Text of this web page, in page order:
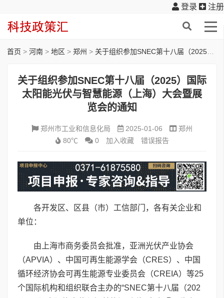
登录 注册
首页 > 河南 > 地区 > 郑州 > 关于组织参加SNEC第十八届（2025）国际太阳能光伏与智慧能源（上海）大会暨展览会的通知
关于组织参加SNEC第十八届（2025）国际
太阳能光伏与智慧能源（上海）大会暨展
览会的通知
郑州市工业和信息化局 2025-01-06
郑州
80℃
0 加入收藏 错误报告
各开发区、区县（市）工信部门，各有关企业和
单位：
由上海市商务委员会批准，亚洲光伏产业协会
（APVIA）、中国可再生能源学会（CRES）、中国
循环经济协会可再生能源专业委员会（CREIA）等25
个国际机构和组织联合主办的“SNEC第十八届（202